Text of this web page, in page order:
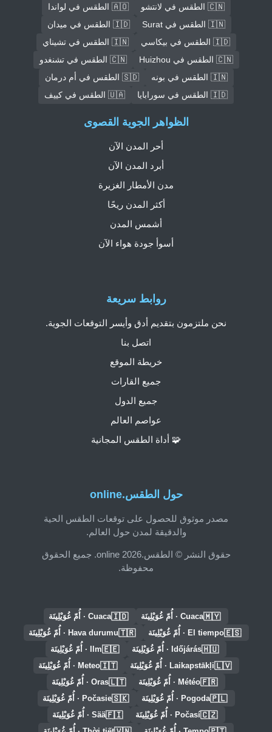
🇨🇳 الطقس في لانتشو
🇦🇴 الطقس في لواندا
🇮🇳 الطقس في Surat
🇮🇩 الطقس في ميدان
🇮🇩 الطقس في بيكاسي
🇮🇳 الطقس في تشيناي
🇨🇳 الطقس في Huizhou
🇨🇳 الطقس في تشنغدو
🇮🇳 الطقس في بونه
🇸🇩 الطقس في أم درمان
🇮🇩 الطقس في سورابايا
🇺🇦 الطقس في كييف
حول الطقس.online
مصدر موثوق للحصول على توقعات الطقس الحية
والدقيقة لمدن حول العالم.
حقوق النشر © الطقس.online 2026. جميع الحقوق
محفوظة.
روابط سريعة
نحن ملتزمون بتقديم أدق وأيسر التوقعات الجوية.
اتصل بنا
خريطة الموقع
جميع القارات
جميع الدول
عواصم العالم
🧩 أداة الطقس المجانية
الظواهر الجوية القصوى
أحر المدن الآن
أبرد المدن الآن
مدن الأمطار الغزيرة
أكثر المدن ريحًا
أشمس المدن
أسوأ جودة هواء الآن
🇲🇾Cuaca · أُمّ غُوَيْلِينَة 🇮🇩Cuaca · أُمّ غُوَيْلِينَة
🇪🇸El tiempo · أُمّ غُوَيْلِينَة 🇹🇷Hava durumu · أُمّ غُوَيْلِينَة
🇭🇺Időjárás · أُمّ غُوَيْلِينَة 🇪🇪Ilm · أُمّ غُوَيْلِينَة
🇱🇻Laikapstākļi · أُمّ غُوَيْلِينَة 🇮🇹Meteo · أُمّ غُوَيْلِينَة
🇫🇷Météo · أُمّ غُوَيْلِينَة 🇱🇹Oras · أُمّ غُوَيْلِينَة
🇵🇱Pogoda · أُمّ غُوَيْلِينَة 🇸🇰Počasie · أُمّ غُوَيْلِينَة
🇨🇿Počasí · أُمّ غُوَيْلِينَة 🇫🇮Sää · أُمّ غُوَيْلِينَة